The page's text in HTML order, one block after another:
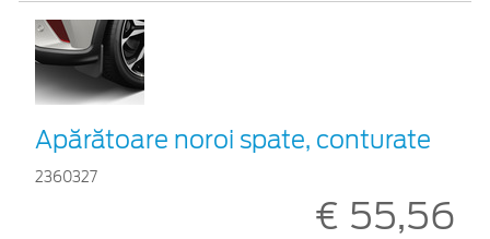
Apărătoare noroi spate, conturate
2360327
€ 55,56